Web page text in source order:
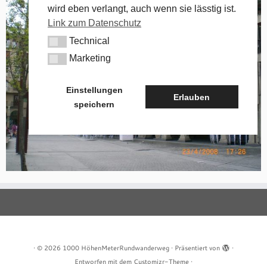
· © 2026 1000 HöhenMeterRundwanderweg · Präsentiert von
·
Entworfen mit dem Customizr-Theme ·
wird eben verlangt, auch wenn sie lässtig ist.
Link zum Datenschutz
TechnicalTechnical
MarketingMarketing
Einstellungen
speichern
Erlauben